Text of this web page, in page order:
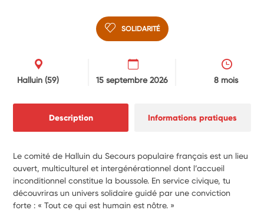
SOLIDARITÉ
Halluin(59) 15 septembre 2026 8 mois
Description Informations pratiques
Le comité de Halluin du Secours populaire français est un lieu
ouvert, multiculturel et intergénérationnel dont l’accueil
inconditionnel constitue la boussole. En service civique, tu
découvriras un univers solidaire guidé par une conviction
forte : « Tout ce qui est humain est nôtre. »